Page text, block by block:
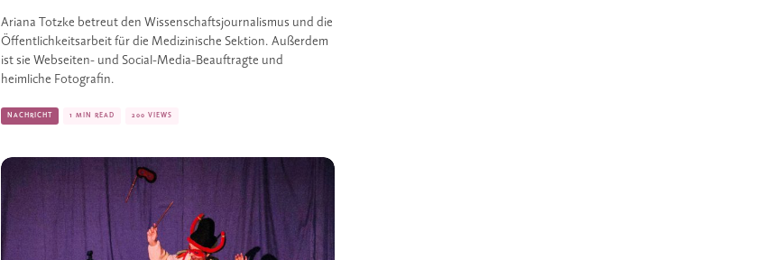
Ariana Totzke betreut den Wissenschaftsjournalismus und die
Öffentlichkeitsarbeit für die Medizinische Sektion. Außerdem
ist sie Webseiten- und Social-Media-Beauf­tragte und
heimliche Fotografin.
NACHRICHT 1 MIN READ 200 VIEWS